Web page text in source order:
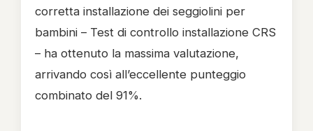
corretta installazione dei seggiolini per
bambini – Test di controllo installazione CRS
– ha ottenuto la massima valutazione,
arrivando così all’eccellente punteggio
combinato del 91%.